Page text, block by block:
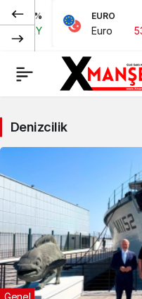
EURO -0.06%
Euro 53,42 TRY
Denizcilik
Genel